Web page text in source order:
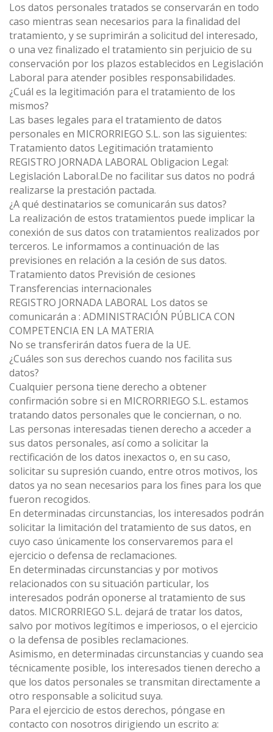
Los datos personales tratados se conservarán en todo
caso mientras sean necesarios para la finalidad del
tratamiento, y se suprimirán a solicitud del interesado,
o una vez finalizado el tratamiento sin perjuicio de su
conservación por los plazos establecidos en Legislación
Laboral para atender posibles responsabilidades.
¿Cuál es la legitimación para el tratamiento de los
mismos?
Las bases legales para el tratamiento de datos
personales en MICRORRIEGO S.L. son las siguientes:
Tratamiento datos Legitimación tratamiento
REGISTRO JORNADA LABORAL Obligacion Legal:
Legislación Laboral.De no facilitar sus datos no podrá
realizarse la prestación pactada.
¿A qué destinatarios se comunicarán sus datos?
La realización de estos tratamientos puede implicar la
conexión de sus datos con tratamientos realizados por
terceros. Le informamos a continuación de las
previsiones en relación a la cesión de sus datos.
Tratamiento datos Previsión de cesiones
Transferencias internacionales
REGISTRO JORNADA LABORAL Los datos se
comunicarán a : ADMINISTRACIÓN PÚBLICA CON
COMPETENCIA EN LA MATERIA
No se transferirán datos fuera de la UE.
¿Cuáles son sus derechos cuando nos facilita sus
datos?
Cualquier persona tiene derecho a obtener
confirmación sobre si en MICRORRIEGO S.L. estamos
tratando datos personales que le conciernan, o no.
Las personas interesadas tienen derecho a acceder a
sus datos personales, así como a solicitar la
rectificación de los datos inexactos o, en su caso,
solicitar su supresión cuando, entre otros motivos, los
datos ya no sean necesarios para los fines para los que
fueron recogidos.
En determinadas circunstancias, los interesados podrán
solicitar la limitación del tratamiento de sus datos, en
cuyo caso únicamente los conservaremos para el
ejercicio o defensa de reclamaciones.
En determinadas circunstancias y por motivos
relacionados con su situación particular, los
interesados podrán oponerse al tratamiento de sus
datos. MICRORRIEGO S.L. dejará de tratar los datos,
salvo por motivos legítimos e imperiosos, o el ejercicio
o la defensa de posibles reclamaciones.
Asimismo, en determinadas circunstancias y cuando sea
técnicamente posible, los interesados tienen derecho a
que los datos personales se transmitan directamente a
otro responsable a solicitud suya.
Para el ejercicio de estos derechos, póngase en
contacto con nosotros dirigiendo un escrito a: